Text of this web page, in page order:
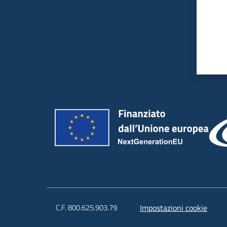
C.F. 800.625.903.79 Impostazioni cookie